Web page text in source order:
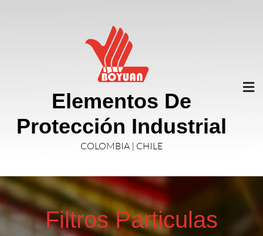
Elementos De
Protección Industrial
COLOMBIA | CHILE
Filtros Particulas